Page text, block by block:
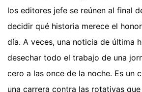
los editores jefe se reúnen al final
decidir qué historia merece el
día. A veces, una noticia de última
desechar todo el trabajo de una
cero a las once de la noche. Es un
una carrera contra las rotativas